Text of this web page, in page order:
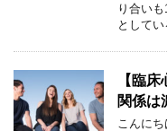
り合い
として
【臨
関係は
こんに